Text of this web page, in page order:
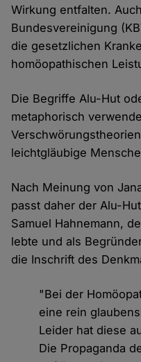
Wirkung entfalten.
Bundesvereinigung
die gesetzlichen
homöopathischen
Die Begriffe Alu-Hut
metaphorisch
leichtgläubige
Nach Meinung von
passt daher der Alu-
Samuel Hahnemann,
lebte und als
die Inschrift des
"Bei der
eine rein
Leider hat diese
Die Propaganda